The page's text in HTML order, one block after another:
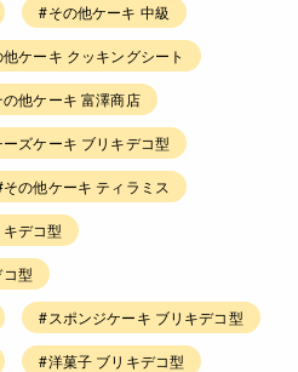
#その他ケーキ 中級
ケーキ クッキングシート
の他ケーキ 富澤商店
ズケーキ ブリキデコ型
その他ケーキ ティラミス
デコ型
型
#スポンジケーキ ブリキデコ型
#洋菓子 ブリキデコ型